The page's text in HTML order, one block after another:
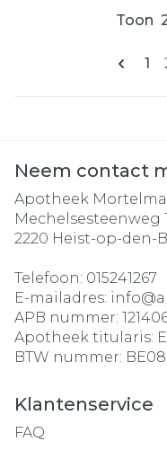
U
1
Toon
Neem contact
Apotheek
Mechelsesteenweg
2220 Heist-op-den-
Telefoon: 015241267
E-mailadres: info@
APB nummer:
Apotheek titularis:
BTW nummer:
Klantenservice
FAQ